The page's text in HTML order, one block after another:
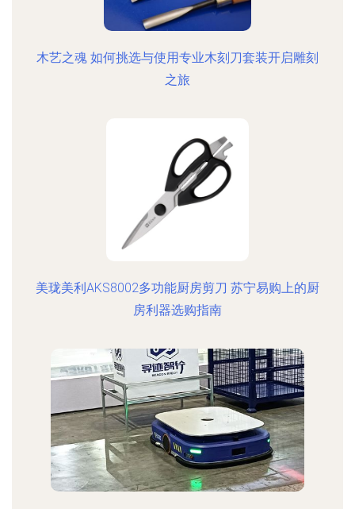
木艺之魂 如何挑选与使用专业木刻刀套装开启雕刻
之旅
美珑美利AKS8002多功能厨房剪刀 苏宁易购上的厨
房利器选购指南